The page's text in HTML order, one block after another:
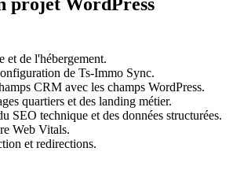
et de l'hébergement.
de Ts-Immo Sync.
CRM avec les champs WordPress.
quartiers et des landing métier.
SEO technique et des données structurées.
Web Vitals.
et redirections.